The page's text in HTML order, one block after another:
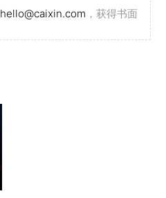
hello@caixin.com ，获得书面